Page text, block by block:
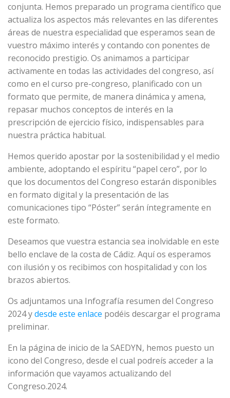
conjunta. Hemos preparado un programa científico que
actualiza los aspectos más relevantes en las diferentes
áreas de nuestra especialidad que esperamos sean de
vuestro máximo interés y contando con ponentes de
reconocido prestigio. Os animamos a participar
activamente en todas las actividades del congreso, así
como en el curso pre-congreso, planificado con un
formato que permite, de manera dinámica y amena,
repasar muchos conceptos de interés en la
prescripción de ejercicio físico, indispensables para
nuestra práctica habitual.
Hemos querido apostar por la sostenibilidad y el medio
ambiente, adoptando el espíritu “papel cero”, por lo
que los documentos del Congreso estarán disponibles
en formato digital y la presentación de las
comunicaciones tipo “Póster” serán íntegramente en
este formato.
Deseamos que vuestra estancia sea inolvidable en este
bello enclave de la costa de Cádiz. Aquí os esperamos
con ilusión y os recibimos con hospitalidad y con los
brazos abiertos.
Os adjuntamos una Infografía resumen del Congreso
2024 ydesde este enlace podéis descargar el programa
preliminar.
En la página de inicio de la SAEDYN, hemos puesto un
icono del Congreso, desde el cual podreís acceder a la
información que vayamos actualizando del
Congreso.2024.